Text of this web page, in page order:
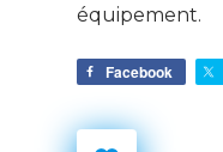
équipement.
Facebook